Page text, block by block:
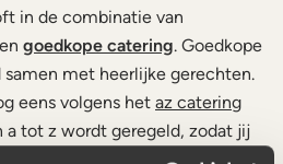
in de combinatie van
goedkope catering. Goedkope
met heerlijke gerechten.
eens volgens het az catering
a tot z wordt geregeld, zodat jij